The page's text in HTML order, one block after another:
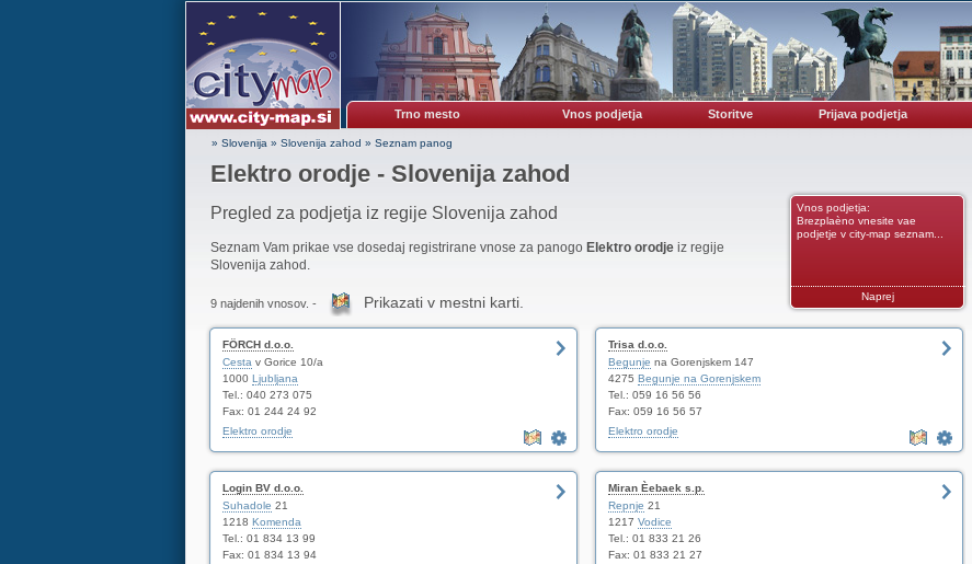
Trno mesto Vnos podjetja Storitve Prijava podjetja
» Slovenija » Slovenija zahod » Seznam panog
Elektro orodje - Slovenija zahod
Pregled za podjetja iz regije Slovenija zahod
Vnos podjetja:
Brezplaèno vnesite vae
podjetje v city-map seznam...
Naprej
Seznam Vam prikae vse dosedaj registrirane vnose za panogo Elektro orodjeiz regije
Slovenija zahod.
9 najdenih vnosov. - Prikazati v mestni karti.
FÖRCH d.o.o.
Cesta v Gorice 10/a
1000 Ljubljana
Tel.: 040 273 075
Fax: 01 244 24 92
Elektro orodje
Trisa d.o.o.
Begunje na Gorenjskem 147
4275 Begunje na Gorenjskem
Tel.: 059 16 56 56
Fax: 059 16 56 57
Elektro orodje
Login BV d.o.o.
Suhadole 21
1218 Komenda
Tel.: 01 834 13 99
Fax: 01 834 13 94
Miran Èebaek s.p.
Repnje 21
1217 Vodice
Tel.: 01 833 21 26
Fax: 01 833 21 27